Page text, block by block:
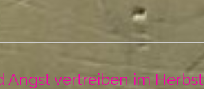
Angst vertreiben im Herbst